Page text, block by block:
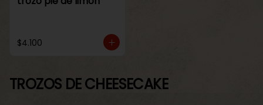
$4.100
TROZOS DE CHEESECAKE